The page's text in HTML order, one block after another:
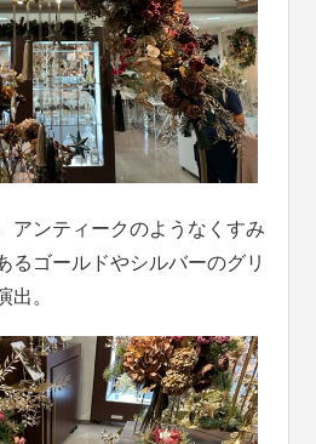
アンティークのようなくすみ
るゴールドやシルバーのグリ
出。